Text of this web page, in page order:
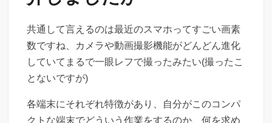
共通して言えるのは最近のスマホってすごい画素
数ですね、カメラや動画撮影機能がどんどん進化
していてまるで一眼レフで撮ったみたい(撮ったこ
とないですが)
各端末にそれぞれ特徴があり、自分がこのコンパ
クトな端末でどういう作業をするのか、何を求め